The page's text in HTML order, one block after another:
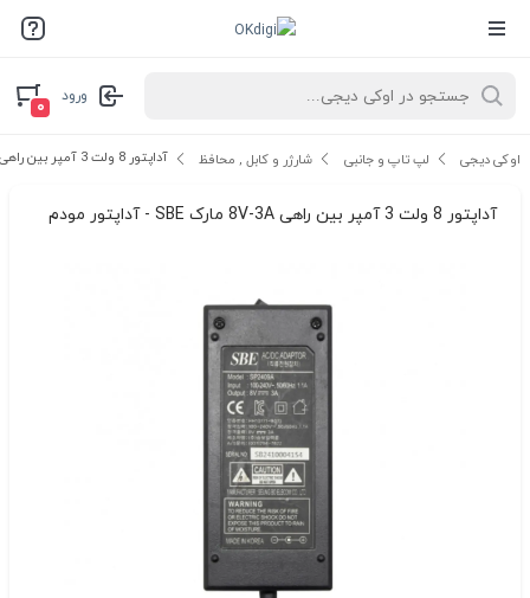
ورود
۰
اوکی دیجی لپ تاپ و جانبی شارژر و کابل , محافظ آداپتور 8 ولت 3 آمپر بین راهی 8V-3A مارک SBE - آداپتور مودم
آداپتور 8 ولت 3 آمپر بین راهی 8V-3A مارک SBE - آداپتور مودم